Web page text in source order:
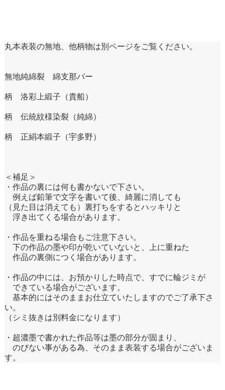
丸本表装の無地、他柄物は別ページをご覧ください。
無地純綿裂 綿支那パー
柄 洛彩上緞子（貴船）
柄 伝統紋様染裂（純綿）
柄 正絹本緞子（宇多野）
＜補足＞
・作品の裏には何も書かないで下さい。
例えば鉛筆で文字を書いて後、綺麗に消しても
（見た目は消えても）裏打ちをするとハッキリと
浮き出てくる場合があります。
・作品を重ねる場合もご注意下さい。
下の作品の墨や印が乾いていないと、上に重ねた
作品の裏側につく場合があります。
・作品の中には、お預かりした時点で、すでに輪ジミが
できている場合がございます。
基本的にはそのままお仕立ていたしますのでご了承下さ
い。
（シミ抜きは別料金になります）
・超濃墨で書かれた作品等は墨の部分が固まり、
のびない事がある為、そのまま表装する場合がございま
す。